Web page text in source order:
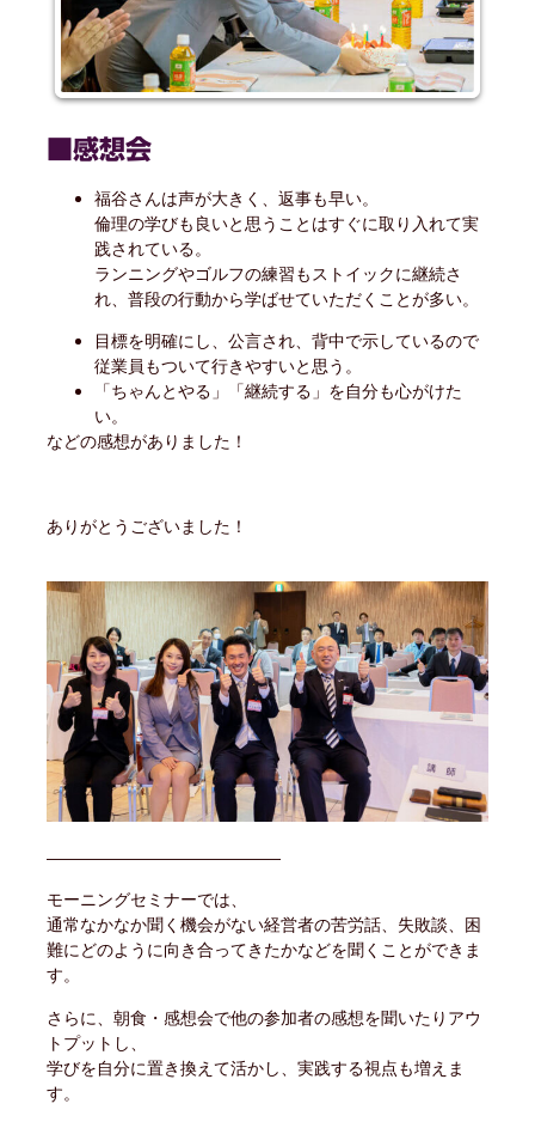
■感想会
福谷さんは声が大きく、返事も早い。
倫理の学びも良いと思うことはすぐに取り入れて実
践されている。
ランニングやゴルフの練習もストイックに継続さ
れ、普段の行動から学ばせていただくことが多い。
目標を明確にし、公言され、背中で示しているので
従業員もついて行きやすいと思う。
「ちゃんとやる」「継続する」を自分も心がけた
い。
などの感想がありました！
ありがとうございました！
――――――――――――――
モーニングセミナーでは、
通常なかなか聞く機会がない経営者の苦労話、失敗談、困
難にどのように向き合ってきたかなどを聞くことができま
す。
さらに、朝食・感想会で他の参加者の感想を聞いたりアウ
トプットし、
学びを自分に置き換えて活かし、実践する視点も増えま
す。